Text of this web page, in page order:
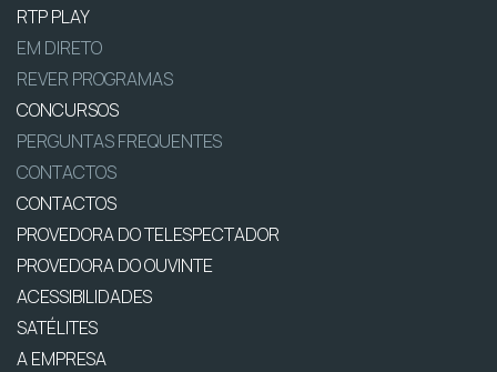
RTP PLAY
EM DIRETO
REVER PROGRAMAS
CONCURSOS
PERGUNTAS FREQUENTES
CONTACTOS
CONTACTOS
PROVEDORA DO TELESPECTADOR
PROVEDORA DO OUVINTE
ACESSIBILIDADES
SATÉLITES
A EMPRESA